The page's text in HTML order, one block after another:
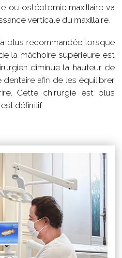
ou ostéotomie maxillaire va
verticale du maxillaire.
plus recommandée lorsque
la mâchoire supérieure est
diminue la hauteur de
dentaire afin de les équilibrer
Cette chirurgie est plus
définitif